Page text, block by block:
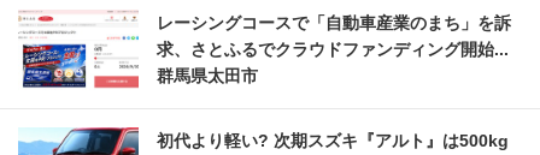
レーシングコースで「自動車産業のまち」を訴
求、さとふるでクラウドファンディング開始...
群馬県太田市
初代より軽い? 次期スズキ『アルト』は500kg